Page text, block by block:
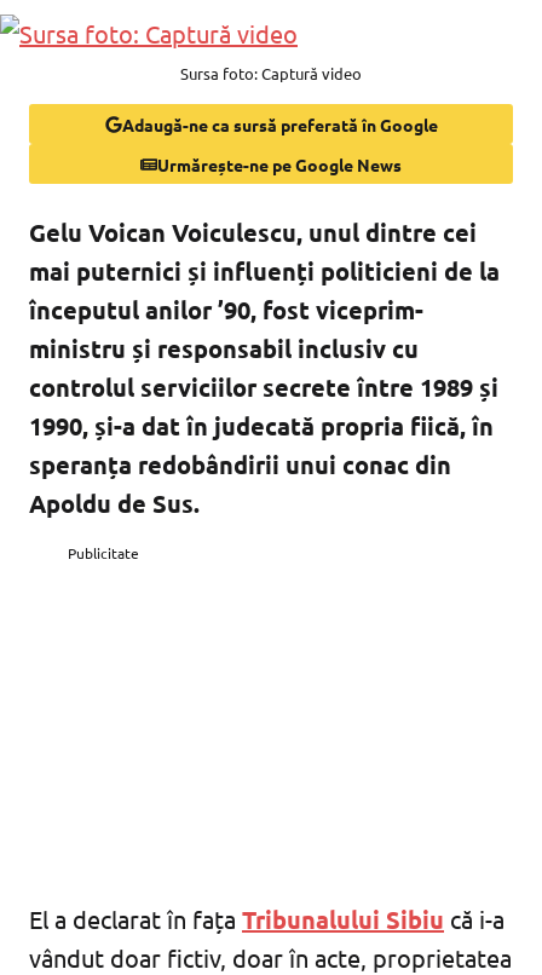
Sursa foto: Captură video
Adaugă-ne ca sursă preferată în Google
Urmărește-ne pe Google News
Gelu Voican Voiculescu, unul dintre cei
mai puternici și influenți politicieni de la
începutul anilor ’90, fost viceprim-
ministru și responsabil inclusiv cu
controlul serviciilor secrete între 1989 și
1990, și-a dat în judecată propria fiică, în
speranța redobândirii unui conac din
Apoldu de Sus.
Publicitate
El a declarat în fața Tribunalului Sibiu că i-a
vândut doar fictiv, doar în acte, proprietatea